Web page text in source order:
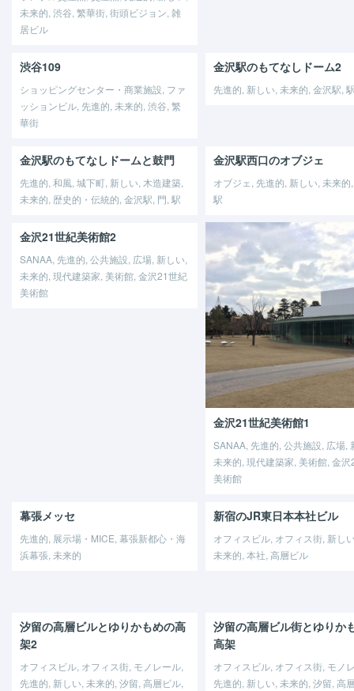
未来的, 渋谷, 繁華街, 街頭ビジョン, 雑
居ビル
渋谷109
ショッピングセンター・商業施設, ファ
ッションビル, 先進的, 未来的, 渋谷, 繁
華街
金沢駅のもてなしドーム2
先進的, 新しい, 未来的, 金沢駅,
金沢駅のもてなしドームと鼓門
先進的, 和風, 城下町, 新しい, 木造建築,
未来的, 歴史的・伝統的, 金沢駅, 門, 駅
金沢駅西口のオブジェ
オブジェ, 先進的, 新しい, 未来的
駅
金沢21世紀美術館2
SANAA, 先進的, 公共施設, 広場, 新しい,
未来的, 現代建築家, 美術館, 金沢21世紀
美術館
金沢21世紀美術館1
SANAA, 先進的, 公共施設, 広場,
未来的, 現代建築家, 美術館, 金
美術館
幕張メッセ
先進的, 展示場・MICE, 幕張新都心・海
浜幕張, 未来的
新宿のJR東日本本社ビル
オフィスビル, オフィス街, 新し
未来的, 本社, 高層ビル
汐留の高層ビルとゆりかもめの高
架2
オフィスビル, オフィス街, モノレール,
先進的, 新しい, 未来的, 汐留, 高層ビル,
汐留の高層ビル街とゆりか
高架
オフィスビル, オフィス街, モノ
先進的, 新しい, 未来的, 汐留, 高